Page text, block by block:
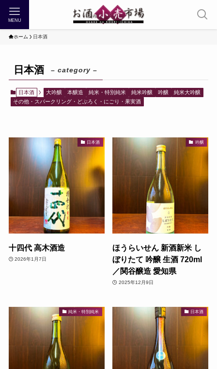
MENU
ホーム 日本酒
日本酒 – category –
日本酒 大吟醸 本醸造 純米・特別純米 純米吟醸 吟醸
純米大吟醸
その他・スパークリング・どぶろく・にごり・果実酒
日本酒
十四代 高木酒造
2026年1月7日
吟醸
ほうらいせん 新酒新米 し
ぼりたて 吟醸 生酒 720ml
／関谷醸造 愛知県
2025年12月9日
純米・特別純米 日本酒